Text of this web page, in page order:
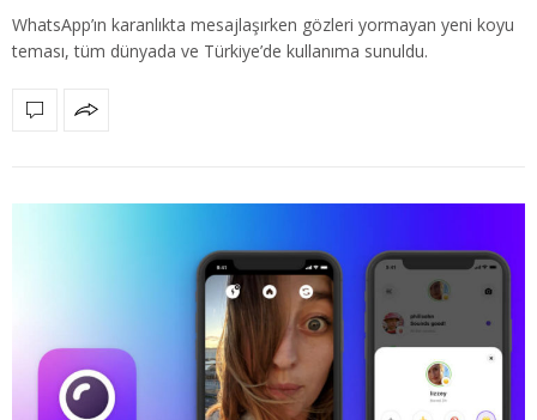
WhatsApp’ın karanlıkta mesajlaşırken gözleri yormayan yeni koyu
teması, tüm dünyada ve Türkiye’de kullanıma sunuldu.